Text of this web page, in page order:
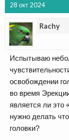
28 окт 2024
Rachy
Испытываю
освобождении
во время
является ли это
нужно делать
головки?